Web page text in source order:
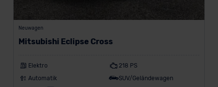
Neuwagen
Mitsubishi Eclipse Cross
Elektro
218 PS
Automatik
SUV/Geländewagen